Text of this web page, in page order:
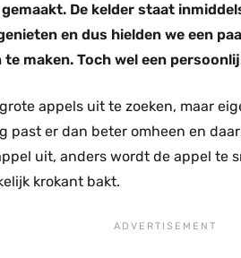
De kelder staat
en dus hielden we een
maken. Toch wel een
appels uit te zoeken, maar
past er dan beter omheen en
uit, anders wordt de appel te
krokant bakt.